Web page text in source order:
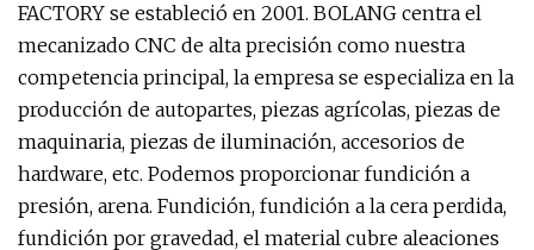
FACTORY se estableció en 2001. BOLANG centra el
mecanizado CNC de alta precisión como nuestra
competencia principal, la empresa se especializa en la
producción de autopartes, piezas agrícolas, piezas de
maquinaria, piezas de iluminación, accesorios de
hardware, etc. Podemos proporcionar fundición a
presión, arena. Fundición, fundición a la cera perdida,
fundición por gravedad, el material cubre aleaciones